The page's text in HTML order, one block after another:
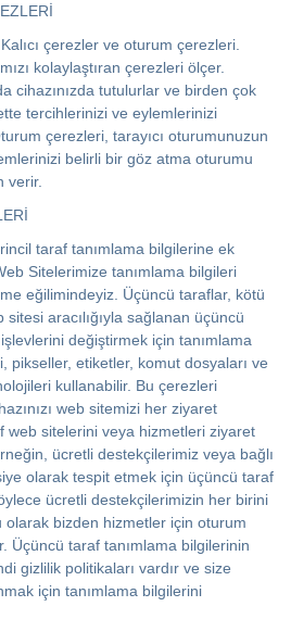
çerezler ve oturum çerezleri.
kolaylaştıran çerezleri ölçer.
cihazınızda tutulurlar ve birden çok
tercihlerinizi ve eylemlerinizi
çerezleri, tarayıcı oturumunuzun
belirli bir göz atma oturumu
verir.
taraf tanımlama bilgilerine ek
Sitelerimize tanımlama bilgileri
eğilimindeyiz. Üçüncü taraflar, kötü
aracılığıyla sağlanan üçüncü
değiştirmek için tanımlama
pikseller, etiketler, komut dosyaları ve
kullanabilir. Bu çerezleri
web sitemizi her ziyaret
web sitelerini veya hizmetleri ziyaret
ücretli destekçilerimiz veya bağlı
olarak tespit etmek için üçüncü taraf
ücretli destekçilerimizin her birini
bizden hizmetler için oturum
Üçüncü taraf tanımlama bilgilerinin
gizlilik politikaları vardır ve size
için tanımlama bilgilerini